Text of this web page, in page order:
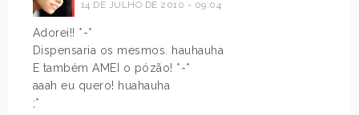
14 DE JULHO DE 2010 - 09:04
Adorei!! *-*
Dispensaria os mesmos. hauhauha
E também AMEI o pózão! *-*
aaah eu quero! huahauha
;*